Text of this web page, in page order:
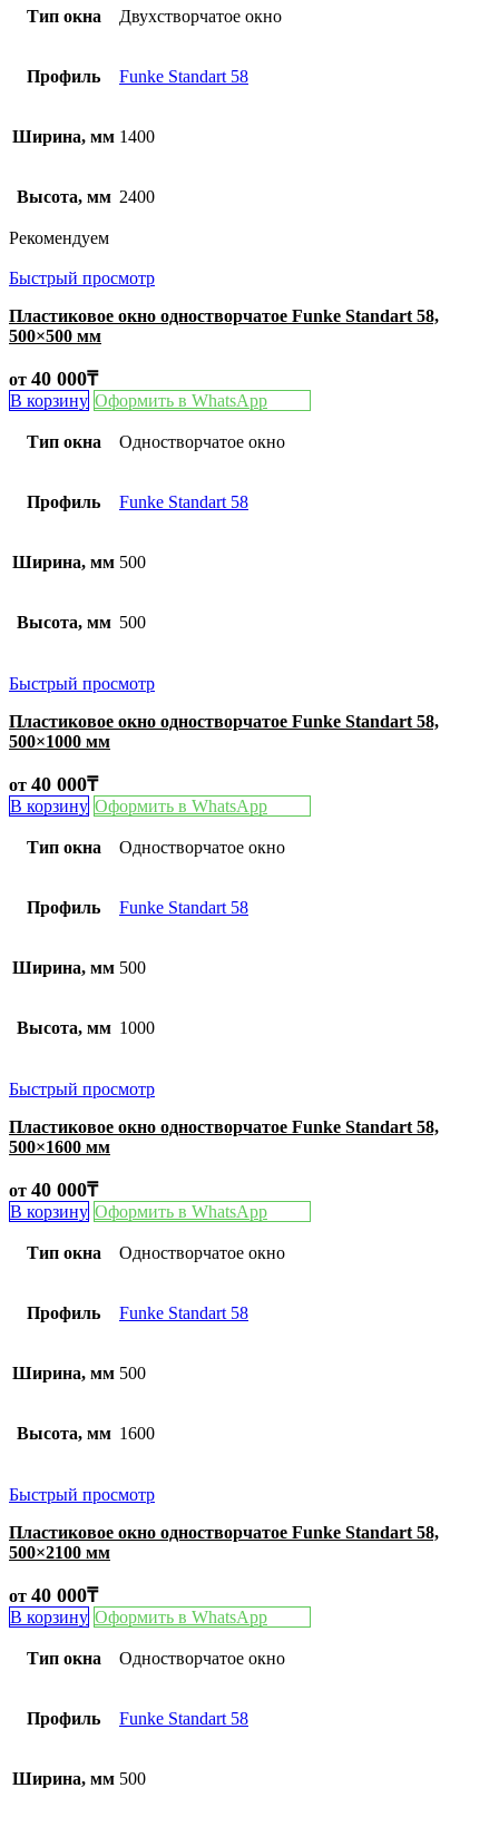
Тип окна Двухстворчатое окно
Профиль Funke Standart 58
Ширина, мм 1400
Высота, мм 2400
Рекомендуем
Быстрый просмотр
Пластиковое окно одностворчатое Funke Standart 58,
500×500 мм
от 40 000₸
В корзину Оформить в WhatsApp
Тип окна Одностворчатое окно
Профиль Funke Standart 58
Ширина, мм 500
Высота, мм 500
Быстрый просмотр
Пластиковое окно одностворчатое Funke Standart 58,
500×1000 мм
от 40 000₸
В корзину Оформить в WhatsApp
Тип окна Одностворчатое окно
Профиль Funke Standart 58
Ширина, мм 500
Высота, мм 1000
Быстрый просмотр
Пластиковое окно одностворчатое Funke Standart 58,
500×1600 мм
от 40 000₸
В корзину Оформить в WhatsApp
Тип окна Одностворчатое окно
Профиль Funke Standart 58
Ширина, мм 500
Высота, мм 1600
Быстрый просмотр
Пластиковое окно одностворчатое Funke Standart 58,
500×2100 мм
от 40 000₸
В корзину Оформить в WhatsApp
Тип окна Одностворчатое окно
Профиль Funke Standart 58
Ширина, мм 500